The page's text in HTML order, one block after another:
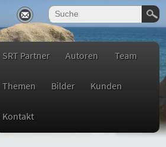
SRT Partner Autoren Team
Themen Bilder Kunden
Kontakt